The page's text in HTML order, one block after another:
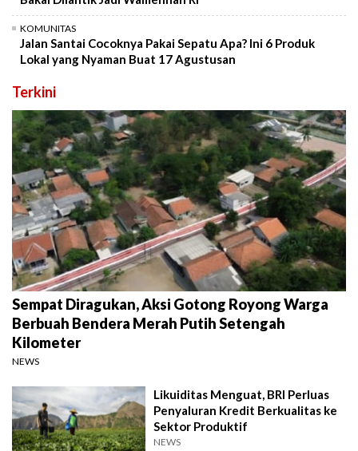
KOMUNITAS
Jalan Santai Cocoknya Pakai Sepatu Apa? Ini 6 Produk
Lokal yang Nyaman Buat 17 Agustusan
Terkini
Sempat Diragukan, Aksi Gotong Royong Warga
Berbuah Bendera Merah Putih Setengah
Kilometer
NEWS
Likuiditas Menguat, BRI Perluas
Penyaluran Kredit Berkualitas ke
Sektor Produktif
NEWS